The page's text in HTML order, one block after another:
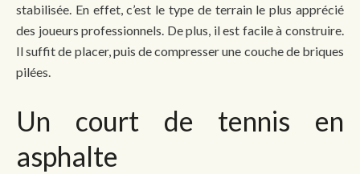
stabilisée. En effet, c’est le type de terrain le plus apprécié
des joueurs professionnels. De plus, il est facile à construire.
Il suffit de placer, puis de compresser une couche de briques
pilées.
Un court de tennis en
asphalte